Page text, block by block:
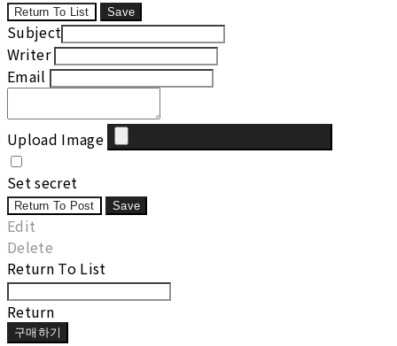
Return To List Save
Subject
Writer
Email
Upload Image
Set secret
Return To Post Save
Edit
Delete
Return To List
Return
구매하기